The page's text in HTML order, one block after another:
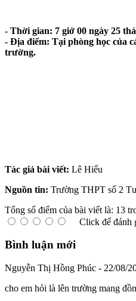
- Thời gian: 7 giở 00 ngày 25
- Địa điểm: Tại phòng học của
trường.
Tác giả bài viết: Lê Hiếu
Nguồn tin: Trường THPT số 2
Tổng số điểm của bài viết là: 13
Click để đánh
Bình luận mới
Nguyễn Thị Hồng Phúc - 22/08/
cho em hỏi là lên trường mang